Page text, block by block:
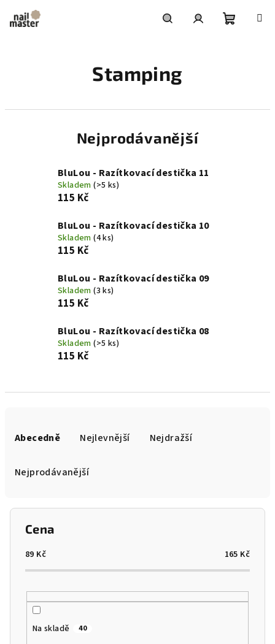
obsah
Stamping
Nejprodávanější
BluLou - Razítkovací destička 11
Skladem(>5 ks)
115 Kč
BluLou - Razítkovací destička 10
Skladem(4 ks)
115 Kč
BluLou - Razítkovací destička 09
Skladem(3 ks)
115 Kč
BluLou - Razítkovací destička 08
Skladem(>5 ks)
115 Kč
Abecedně Nejlevnější Nejdražší
Nejprodávanější
Cena
89 Kč 165 Kč
Na skladě 40